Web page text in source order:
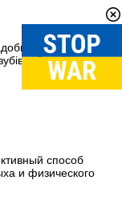
в Одесі
способ
и физического